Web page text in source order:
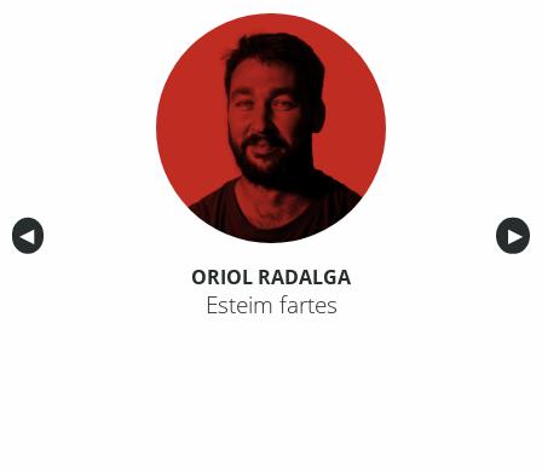
Anterior
◀︎ ▶︎
ORIOL RADALGA
Esteim fartes